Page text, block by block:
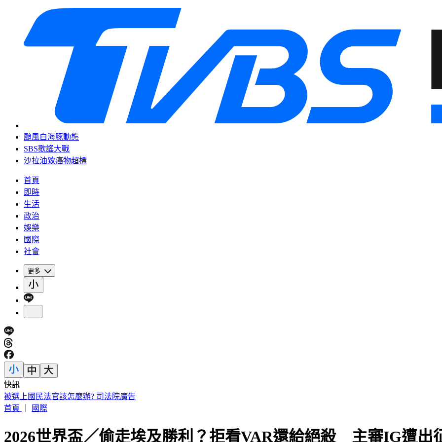
颱風白海豚動態
SBS歌謠大戰
沙拉油致癌物超標
首頁
即時
生活
政治
娛樂
國際
社會
更多
快訊
被選上國民法官該怎麼辦? 司法院廣告
首頁
國際
2026世界盃／偷走埃及勝利？拒看VAR還給絕殺 主審IG遭出